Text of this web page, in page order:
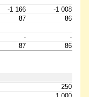
-1 166
-1 008
87 86
-
-
87 86
250